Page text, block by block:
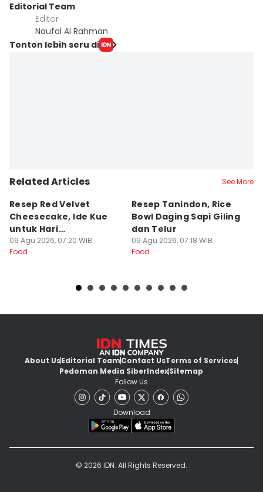
Editorial Team
Editor
Naufal Al Rahman
Tonton lebih seru di
Related Articles See More
Resep Red Velvet
Cheesecake, Ide Kue
untuk Hari
Kemerdekaan RI
09 Agu 2026, 07:20 WIB
Food
Resep Tanindon, Rice
Bowl Daging Sapi Giling
dan Telur
09 Agu 2026, 07:18 WIB
Food
About UsEditorial TeamContact UsTerms of Services
Pedoman Media SiberIndexSitemap
Follow Us
Download
© 2026 IDN. All Rights Reserved.